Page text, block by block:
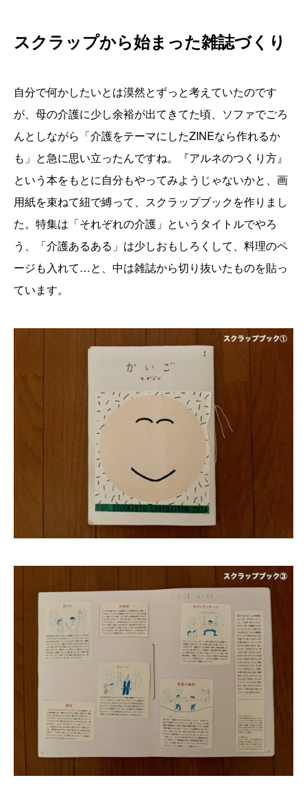
スクラップから始まった雑誌づくり
自分で何かしたいとは漠然とずっと考えていたのです
が、母の介護に少し余裕が出てきてた頃、ソファでごろ
んとしながら「介護をテーマにしたZINEなら作れるか
も」と急に思い立ったんですね。『アルネのつくり方』
という本をもとに自分もやってみようじゃないかと、画
用紙を束ねて紐で縛って、スクラップブックを作りまし
た。特集は「それぞれの介護」というタイトルでやろ
う、「介護あるある」は少しおもしろくして、料理のペ
ージも入れて…と、中は雑誌から切り抜いたものを貼っ
ています。